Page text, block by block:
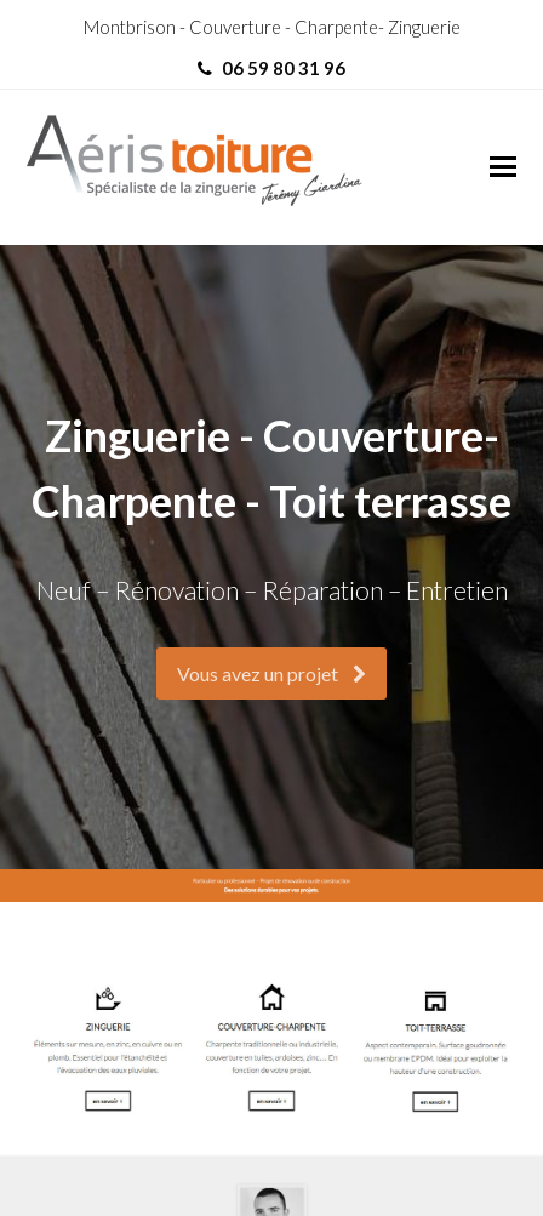
Montbrison - Couverture - Charpente- Zinguerie
06 59 80 31 96
Zingueur Chavanay
Zinguerie - Couverture-
Charpente - Toit terrasse
Neuf – Rénovation – Réparation – Entretien
Vous avez un projet